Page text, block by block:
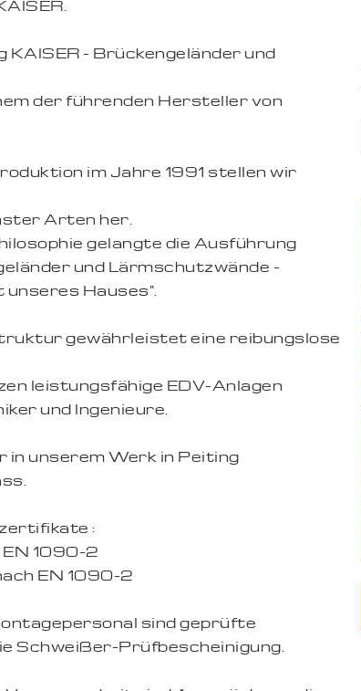
- Brückengeländer und
der führenden Hersteller von
im Jahre 1991 stellen wir
Arten her.
gelangte die Ausführung
und Lärmschutzwände -
Hauses".
gewährleistet eine reibungslose
leistungsfähige EDV-Anlagen
und Ingenieure.
unserem Werk in Peiting
:
1090-2
EN 1090-2
sind geprüfte
Schweißer-Prüfbescheinigung.